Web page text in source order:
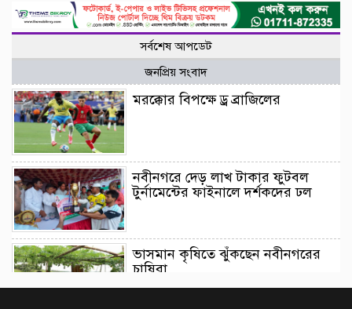
সর্বশেষ আপডেট
জনপ্রিয় সংবাদ
মরক্কোর বিপক্ষে ড্র ব্রাজিলের
নবীনগরে দেড় লাখ টাকার ফুটবল
টুর্নামেন্টের ফাইনালে দর্শকদের ঢল
ভাসমান কৃষিতে ঝুঁকছেন নবীনগরের
চাষিরা